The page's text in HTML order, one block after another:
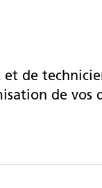
de
de vos